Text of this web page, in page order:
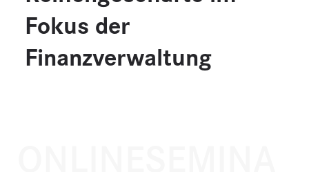
Fokus der
Finanzverwaltung